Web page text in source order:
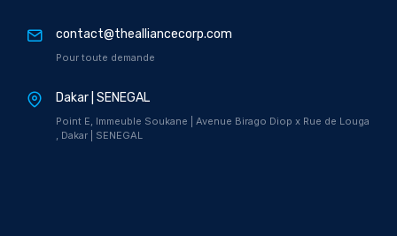
contact@thealliancecorp.com
Pour toute demande
Dakar | SENEGAL
Point E, Immeuble Soukane | Avenue Birago Diop x Rue de Louga
, Dakar | SENEGAL